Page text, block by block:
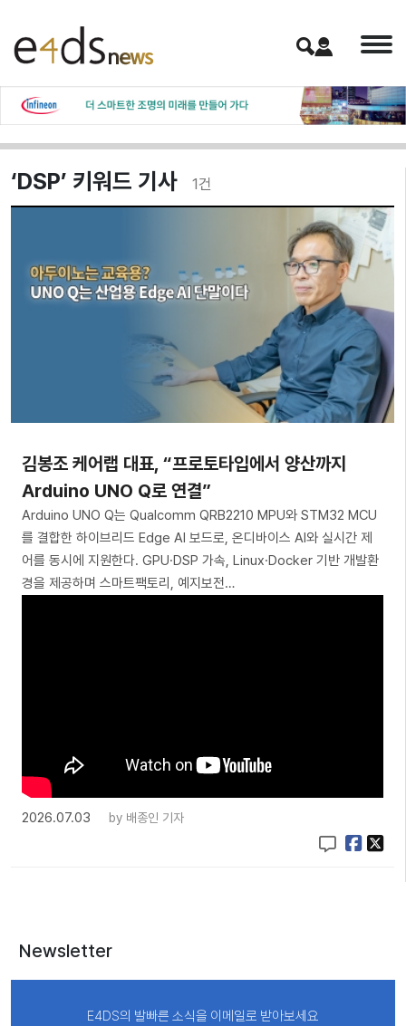
‘DSP’ 키워드 기사 1건
김봉조 케어랩 대표, “프로토타입에서 양산까지
Arduino UNO Q로 연결”
Arduino UNO Q는 Qualcomm QRB2210 MPU와 STM32 MCU
를 결합한 하이브리드 Edge AI 보드로, 온디바이스 AI와 실시간 제
어를 동시에 지원한다. GPU·DSP 가속, Linux·Docker 기반 개발환
경을 제공하며 스마트팩토리, 예지보전…
2026.07.03 by 배종인 기자
Newsletter
E4DS의 발빠른 소식을 이메일로 받아보세요